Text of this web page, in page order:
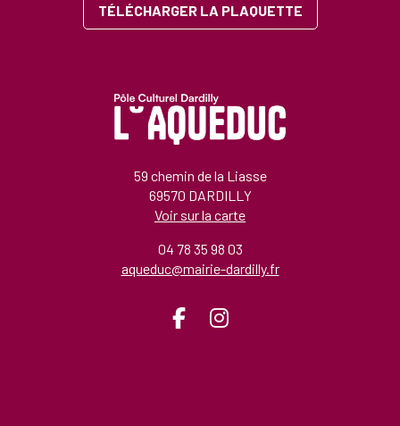
TÉLÉCHARGER LA PLAQUETTE
59 chemin de la Liasse
69570 DARDILLY
Voir sur la carte
04 78 35 98 03
aqueduc@mairie-dardilly.fr